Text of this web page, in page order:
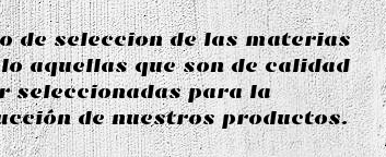
de seleccion de las materias
aquellas que son de calidad
seleccionadas para la
de nuestros productos.